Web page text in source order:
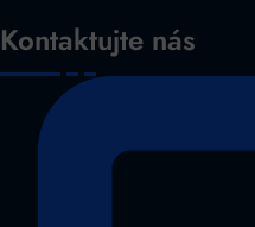
Kontaktujte nás